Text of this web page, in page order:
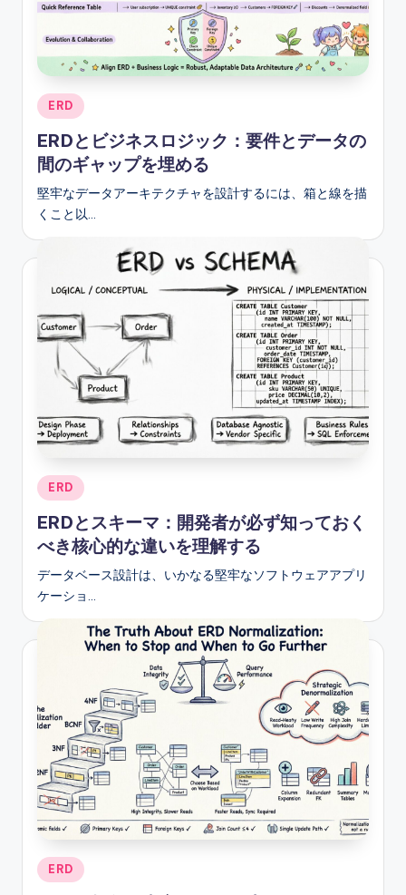
Posted
ERD
ERDとビジネスロジック：要件とデータの
間のギャップを埋める
堅牢なデータアーキテクチャを設計するには、箱と線を描
くこと以…
Posted
in
ERD
ERDとスキーマ：開発者が必ず知っておく
べき核心的な違いを理解する
データベース設計は、いかなる堅牢なソフトウェアアプリ
ケーショ…
Posted
in
ERD